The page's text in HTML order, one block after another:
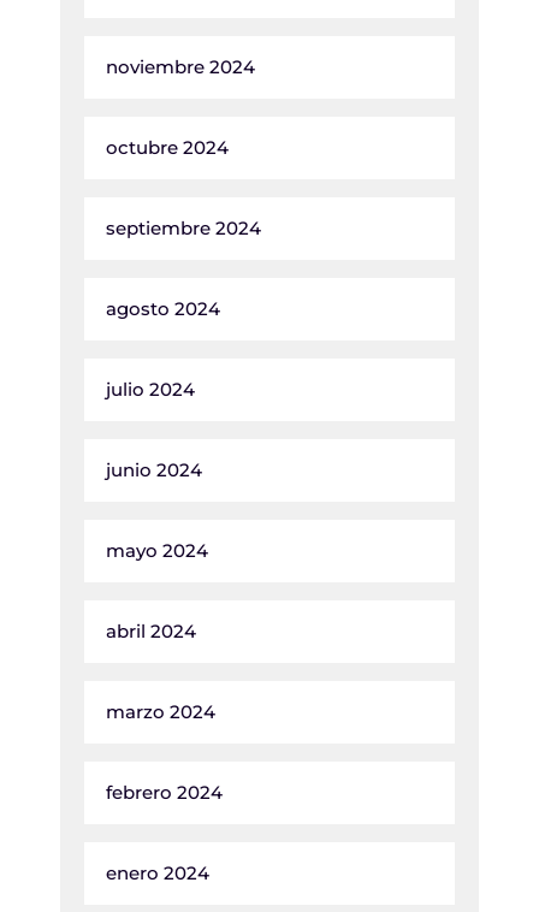
noviembre 2024
octubre 2024
septiembre 2024
agosto 2024
julio 2024
junio 2024
mayo 2024
abril 2024
marzo 2024
febrero 2024
enero 2024